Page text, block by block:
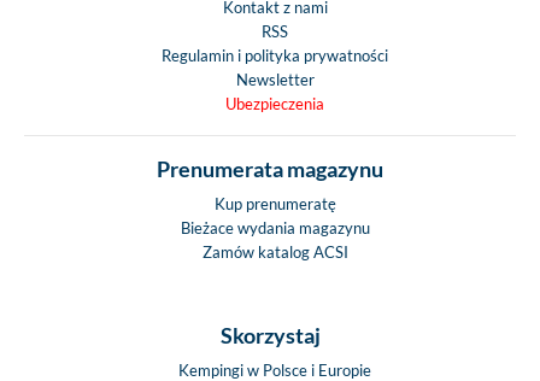
Kontakt z nami
RSS
Regulamin i polityka prywatności
Newsletter
Ubezpieczenia
Prenumerata magazynu
Kup prenumeratę
Bieżace wydania magazynu
Zamów katalog ACSI
Skorzystaj
Kempingi w Polsce i Europie